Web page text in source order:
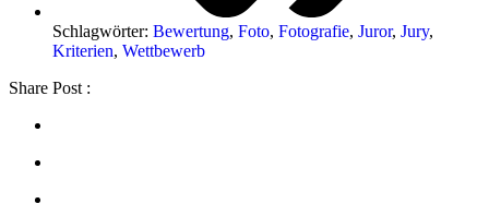
Schlagwörter: Bewertung, Foto, Fotografie, Juror, Jury,
Kriterien, Wettbewerb
Share Post :